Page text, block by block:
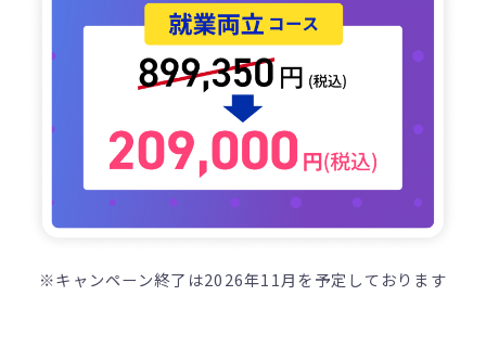
※キャンペーン終了は2026年11月を予定しております